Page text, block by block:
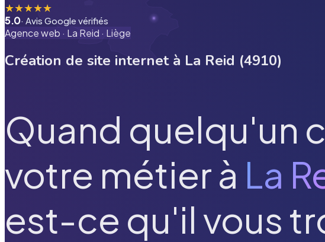
★★★★★
5.0· Avis Google vérifiés
Agence web · La Reid · Liège
Création de site internet à La Reid (4910)
Quand quelqu'un
votre métier à La
est-ce qu'il vous